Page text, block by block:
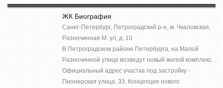
ЖК Биография
Санкт-Петербург, Петроградский р-н, м. Чкаловская,
Разночинная М. ул, д. 10
В Петроградском районе Петербурга, на Малой
Разночинной улице возведут новый жилой комплекс.
Официальный адрес участка под застройку -
Пионерская улица, 33. Концепция нового